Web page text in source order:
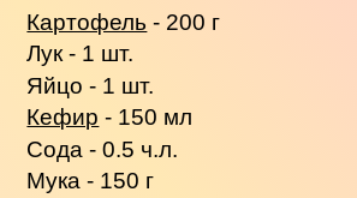
Картофель - 200 г
Лук - 1 шт.
Яйцо - 1 шт.
Кефир - 150 мл
Сода - 0.5 ч.л.
Мука - 150 г